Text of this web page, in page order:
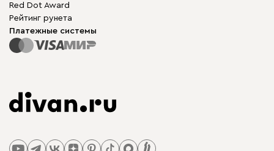
Red Dot Award
Рейтинг рунета
Платежные системы